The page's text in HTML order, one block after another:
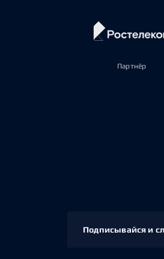
Партнёр
Подписывайся и